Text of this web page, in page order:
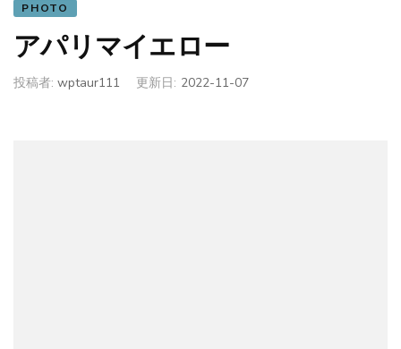
PHOTO
アパリマイエロー
投稿者: wptaur111 更新日: 2022-11-07